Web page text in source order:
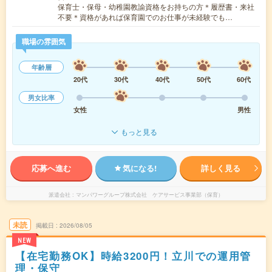
保育士・保母・幼稚園教諭資格をお持ちの方＊履歴書・来社
不要＊資格があれば保育園でのお仕事が未経験でも…
職場の雰囲気
年齢層
20代
30代 40代 50代
60代
男女比率
女性
男性
もっと見る
応募へ進む 気になる! 詳しく見る
派遣会社 マンパワーグループ株式会社 ケアサービス事業部（保育）
未読
NEW
掲載日 2026/08/05
【在宅勤務OK】時給3200円！立川での運用管
理・保守